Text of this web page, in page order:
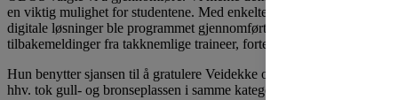
en viktig mulighet for studentene. Med enkelte tilpasninger og
digitale løsninger ble programmet gjennomført og vi høstet gode
tilbakemeldinger fra takknemlige traineer, forteller Bergem.
Hun benytter sjansen til å gratulere Veidekke og AF gruppen som
hhv. tok gull- og bronseplassen i samme kategori.